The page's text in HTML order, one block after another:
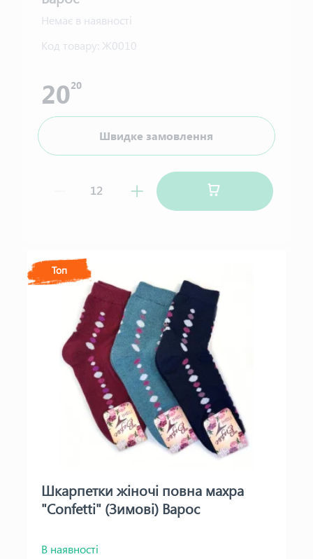
Немає в наявності
Код товару: Ж0010
2020
Швидке замовлення
Топ
Шкарпетки жіночі повна махра
"Confetti" (Зимові) Варос
В наявності